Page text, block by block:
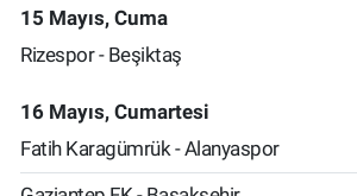
15 Mayıs, Cuma
Rizespor - Beşiktaş
16 Mayıs, Cumartesi
Fatih Karagümrük - Alanyaspor